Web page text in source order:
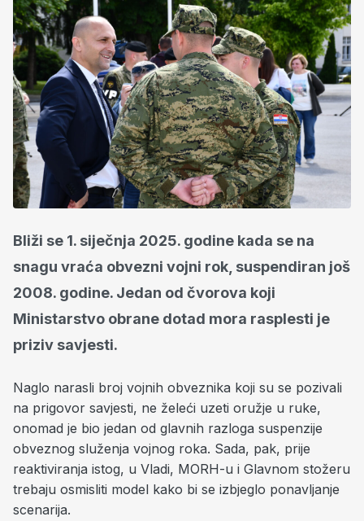
Bliži se 1. siječnja 2025. godine kada se na
snagu vraća obvezni vojni rok, suspendiran još
2008. godine. Jedan od čvorova koji
Ministarstvo obrane dotad mora rasplesti je
priziv savjesti.
Naglo narasli broj vojnih obveznika koji su se pozivali
na prigovor savjesti, ne želeći uzeti oružje u ruke,
onomad je bio jedan od glavnih razloga suspenzije
obveznog služenja vojnog roka. Sada, pak, prije
reaktiviranja istog, u Vladi, MORH-u i Glavnom stožeru
trebaju osmisliti model kako bi se izbjeglo ponavljanje
scenarija.